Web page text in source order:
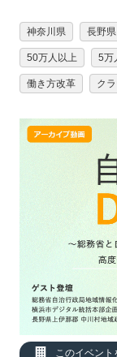
神奈川県 長野県
50万人以上 5万
働き方改革 ク
このイベン